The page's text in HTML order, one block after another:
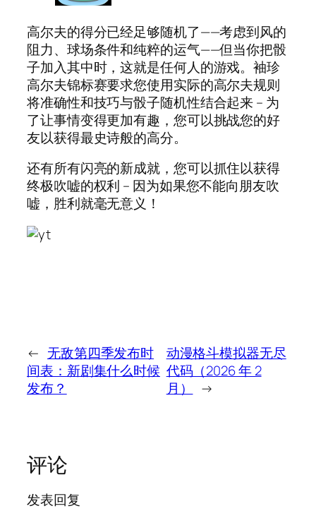
高尔夫的得分已经足够随机了——考虑到风的
阻力、球场条件和纯粹的运气——但当你把骰
子加入其中时，这就是任何人的游戏。袖珍
高尔夫锦标赛要求您使用实际的高尔夫规则
将准确性和技巧与骰子随机性结合起来 – 为
了让事情变得更加有趣，您可以挑战您的好
友以获得最史诗般的高分。
还有所有闪亮的新成就，您可以抓住以获得
终极吹嘘的权利 – 因为如果您不能向朋友吹
嘘，胜利就毫无意义！
← 无敌第四季发布时
间表：新剧集什么时候
发布？
动漫格斗模拟器无尽
代码（2026 年 2
月）
→
评论
发表回复